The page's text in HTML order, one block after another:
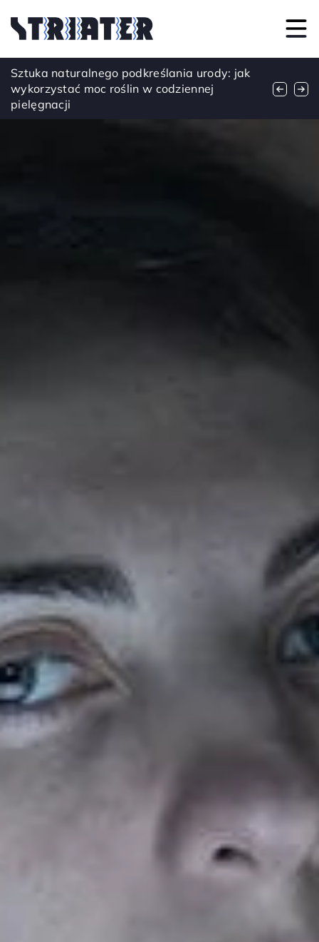
Troska o urodę – jak dbać o swoje ciało, aby
czuć się pięknie i pewnie siebie
Sztuka naturalnego podkreślania urody: jak
wykorzystać moc roślin w codziennej
pielęgnacji
Jak nasze wybory modowe mogą kształtować
naszą pewność siebie?